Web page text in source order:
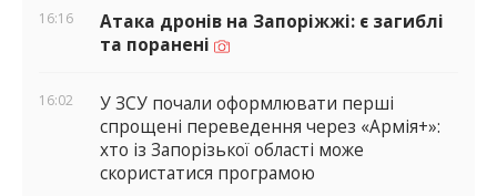
16:16
Атака дронів на Запоріжжі: є загиблі
та поранені
16:02
У ЗСУ почали оформлювати перші
спрощені переведення через «Армія+»:
хто із Запорізької області може
скористатися програмою